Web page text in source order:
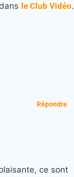
le Club Vidéo.
ce sont
Répondre